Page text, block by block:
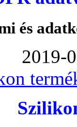
és
2019-